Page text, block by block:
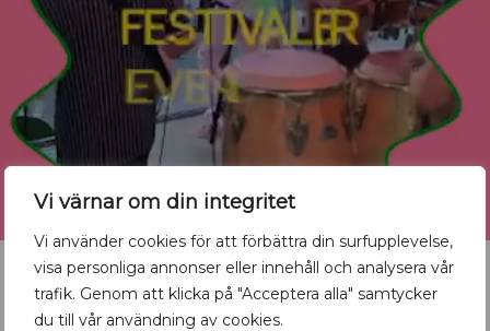
Vi värnar om din integritet
Vi använder cookies för att förbättra din surfupplevelse,
visa personliga annonser eller innehåll och analysera vår
trafik. Genom att klicka på "Acceptera alla" samtycker
du till vår användning av cookies.